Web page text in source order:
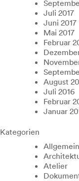
Juli 2017
Juni 2017
Mai 2017
Februar
August
Juli 2016
Februar
Januar
Kategorien
Allgemein
Atelier